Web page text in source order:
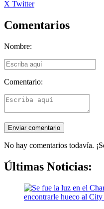
X Twitter
Comentarios
Nombre:
Comentario:
No hay comentarios todavía.
Últimas Noticias: